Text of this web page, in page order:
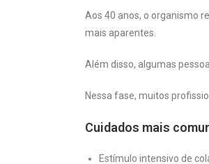
Aos 40 anos, o organismo
mais aparentes.
Além disso, algumas
Nessa fase, muitos
Cuidados mais
Estímulo intensivo de